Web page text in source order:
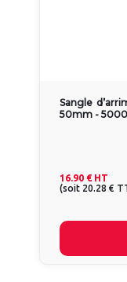
Sangle
50mm -
16.90 € HT
(soit 20.28 €